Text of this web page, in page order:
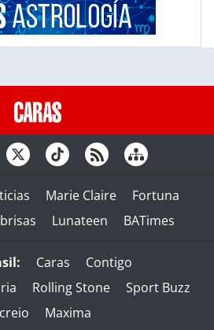
Marie Claire
Fortuna
Lunateen BATimes
Caras
Contigo
Rolling Stone
Sport Buzz
Maxima